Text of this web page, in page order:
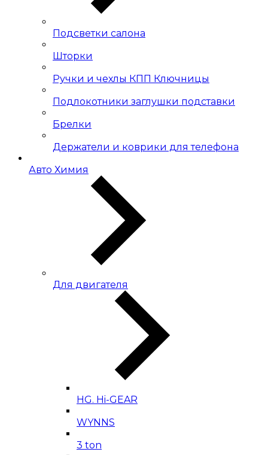
Подсветки салона
Шторки
Ручки и чехлы КПП Ключницы
Подлокотники заглушки подставки
Брелки
Держатели и коврики для телефона
Авто Химия
Для двигателя
HG. Hi-GEAR
WYNNS
3 ton